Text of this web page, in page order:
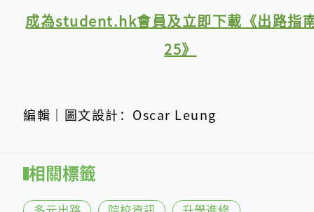
成為student.hk會員及立即下載《出路指
25》
編輯｜圖文設計：Oscar Leung
相關標籤